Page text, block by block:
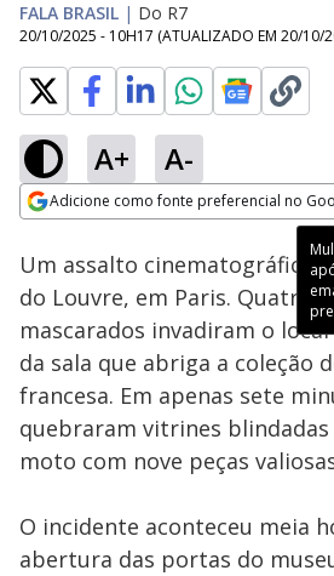
FALA BRASIL | Do R7
20/10/2025 - 10H17 (ATUALIZADO EM 20/10/
A+ A-
Adicione como fonte preferencial no
Ativar
Loaded
33.24%
Um assalto cinematográfico
do Louvre, em Paris. Quatro
mascarados invadiram o
da sala que abriga a coleção
francesa. Em apenas sete
quebraram vitrines
moto com nove peças
O incidente aconteceu meia
abertura das portas do